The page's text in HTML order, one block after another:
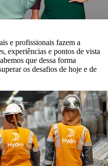
e profissionais fazem a
experiências e pontos de vista
que dessa forma
os desafios de hoje e de